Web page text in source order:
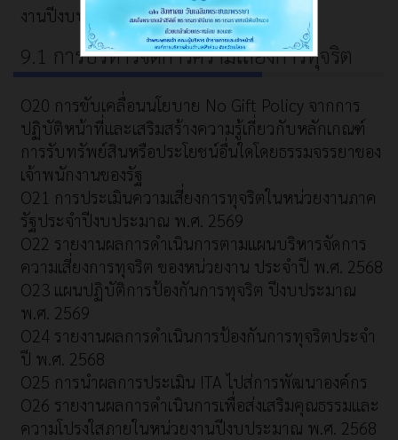
งานปีงบประมาณ พ.ศ. 2569
9.1 การบริหารจัดการความเสี่ยงการทุจริต
O20 การขับเคลื่อนนโยบาย No Gift Policy จากการ
ปฏิบัติหน้าที่และเสริมสร้างความรู้เกี่ยวกับหลักเกณฑ์
การรับทรัพย์สินหรือประโยชน์อื่นใดโดยธรรมจรรยาของ
เจ้าพนักงานของรัฐ
O21 การประเมินความเสี่ยงการทุจริตในหน่วยงานภาค
รัฐประจำปีงบประมาณ พ.ศ. 2569
O22 รายงานผลการดำเนินการตามแผนบริหารจัดการ
ความเสี่ยงการทุจริต ของหน่วยงาน ประจำปี พ.ศ. 2568
O23 แผนปฏิบัติการป้องกันการทุจริต ปีงบประมาณ
พ.ศ. 2569
O24 รายงานผลการดำเนินการป้องกันการทุจริตประจำ
ปี พ.ศ. 2568
O25 การนำผลการประเมิน ITA ไปส่การพัฒนาองค์กร
O26 รายงานผลการดำเนินการเพื่อส่งเสริมคุณธรรมและ
ความโปรงใสภายในหน่วยงานปีงบประมาณ พ.ศ. 2568